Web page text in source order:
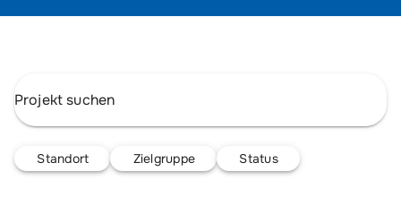
Standort Zielgruppe Status